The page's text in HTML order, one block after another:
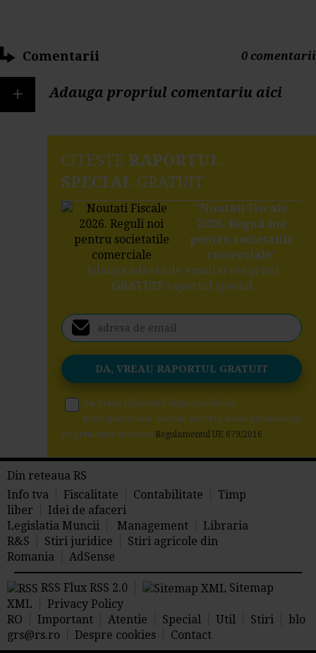
Comentarii 0 comentarii
+ Adauga propriul comentariu aici
CITESTE RAPORTUL
SPECIAL GRATUIT
"Noutati Fiscale
2026. Reguli noi
pentru societatile
comerciale"
Adauga adresa de email si vei primi
GRATUITraportul special
Da, vreau informatii despre produsele
Rentrop&Straton. Sunt de acord ca datele personale sa
fie prelucrate conform Regulamentul UE 679/2016
Din reteaua RS
Info tva
Fiscalitate Contabilitate
Timp
liber
Idei de afaceri
Legislatia Muncii
Management
Libraria
R&S
Stiri juridice
Stiri agricole din
Romania
AdSense
RSS Flux RSS 2.0
Sitemap
XML
Privacy Policy
RO
Important Atentie Special Util Stiri
blo
grs@rs.ro
Despre cookies Contact